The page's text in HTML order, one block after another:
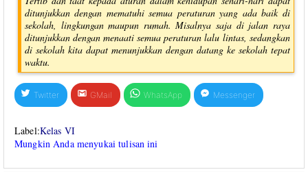
ditunjukkan dengan mematuhi semua peraturan yang ada baik di
sekolah, lingkungan maupun rumah. Misalnya saja di jalan raya
ditunjukkan dengan menaati semua peraturan lalu lintas, sedangkan
di sekolah kita dapat menunjukkan dengan datang ke sekolah tepat
waktu.
Twitter GMail WhatsApp Messenger
Label:Kelas VI
Mungkin Anda menyukai tulisan ini